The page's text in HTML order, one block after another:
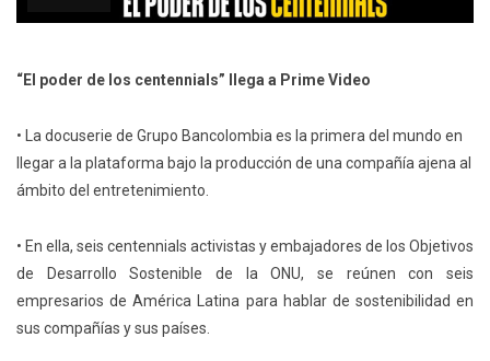
“El poder de los centennials” llega a Prime Video
• La docuserie de Grupo Bancolombia es la primera del mundo en
llegar a la plataforma bajo la producción de una compañía ajena al
ámbito del entretenimiento.
• En ella, seis centennials activistas y embajadores de los Objetivos
de Desarrollo Sostenible de la ONU, se reúnen con seis
empresarios de América Latina para hablar de sostenibilidad en
sus compañías y sus países.